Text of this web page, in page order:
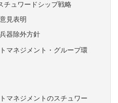
チュワードシップ戦略
見表明
器除外方針
マネジメント・グループ環
マネジメントのスチュワー